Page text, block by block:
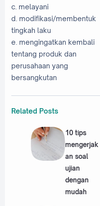
c. melayani
d. modifikasi/membentuk
tingkah laku
e. mengingatkan kembali
tentang produk dan
perusahaan yang
bersangkutan
Related Posts
10 tips
mengerjak
an soal
ujian
dengan
mudah